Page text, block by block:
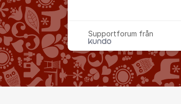
Supportforum från